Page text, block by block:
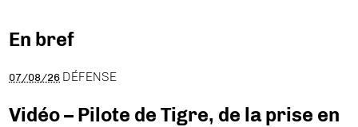
En bref
07/08/26 DÉFENSE
Vidéo – Pilote de Tigre, de la prise en